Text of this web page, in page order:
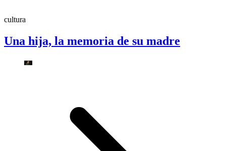
cultura
Una hija, la memoria de su madre